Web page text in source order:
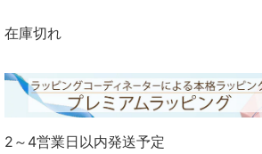
在庫切れ
2～4営業日以内発送予定